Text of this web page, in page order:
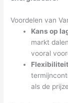
Voordelen van
Kans op
markt
vooral
als de